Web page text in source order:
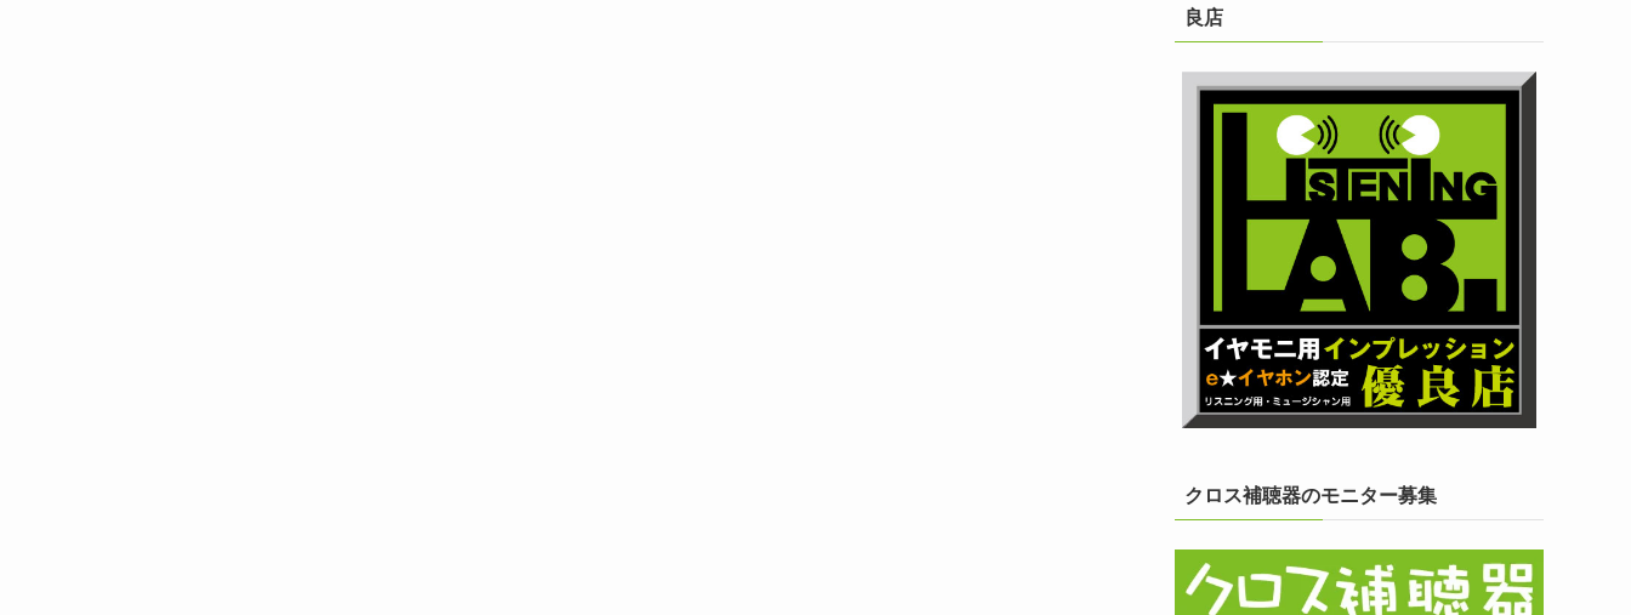
良店
クロス補聴器のモニター募集